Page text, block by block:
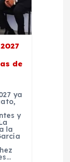
de
ya
y
la